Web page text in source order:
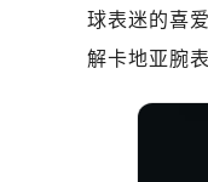
球表迷的喜
解卡地亚腕